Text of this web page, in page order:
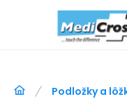
Podložky a